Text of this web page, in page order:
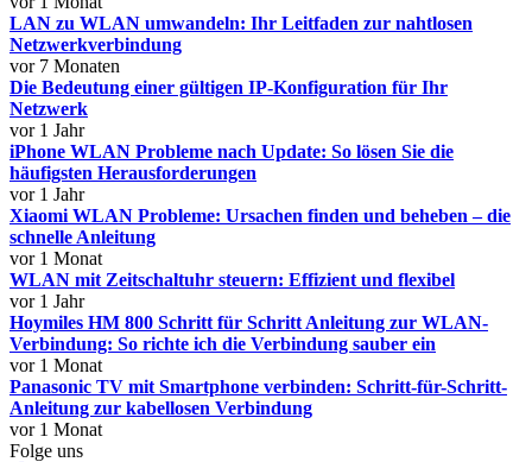
LAN zu WLAN umwandeln: Ihr Leitfaden zur nahtlosen
Netzwerkverbindung
vor 7 Monaten
Die Bedeutung einer gültigen IP-Konfiguration für Ihr
Netzwerk
vor 1 Jahr
iPhone WLAN Probleme nach Update: So lösen Sie die
häufigsten Herausforderungen
vor 1 Jahr
Xiaomi WLAN Probleme: Ursachen finden und beheben – die
schnelle Anleitung
vor 1 Monat
WLAN mit Zeitschaltuhr steuern: Effizient und flexibel
vor 1 Jahr
Hoymiles HM 800 Schritt für Schritt Anleitung zur WLAN-
Verbindung: So richte ich die Verbindung sauber ein
vor 1 Monat
Panasonic TV mit Smartphone verbinden: Schritt-für-Schritt-
Anleitung zur kabellosen Verbindung
vor 1 Monat
Folge uns